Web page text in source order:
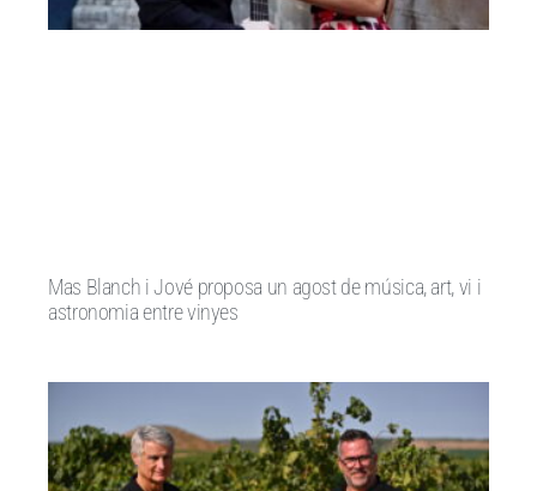
Mas Blanch i Jové proposa un agost de música, art, vi i
astronomia entre vinyes